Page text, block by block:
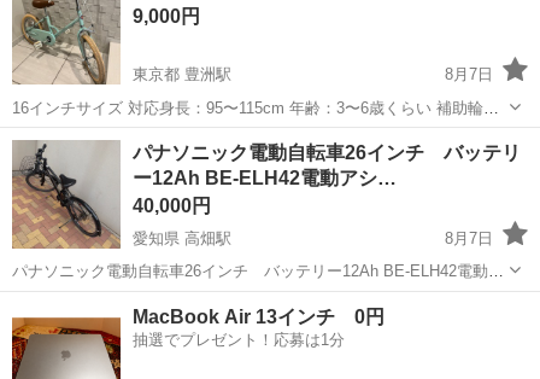
9,000円
東京都 豊洲駅
8月7日
16インチサイズ 対応身長：95〜115cm 年齢：3〜6歳くらい 補助輪・
スタンド付き 落ち着いた水色で男女問わずお乗りいただけます。 屋内
駐輪場に停めていたため非常に状態は良いと思います。 東京中央区近
辺で引渡希望で...
東京 中央区 豊洲駅 その他
パナソニック電動自転車26インチ バッテリ
ー12Ah BE-ELH42電動アシ…
40,000円
愛知県 高畑駅
8月7日
パナソニック電動自転車26インチ バッテリー12Ah BE-ELH42電動ア
シストマウンテンバイク 7 段変速 パナソニックハリヤ カギ1本 充電器
付き 【バッテリー状態】 長押し簡易診断：5点灯／5点灯 実力容量...
電動アシスト自転車
MacBook Air 13インチ 0円
抽選でプレゼント！応募は1分